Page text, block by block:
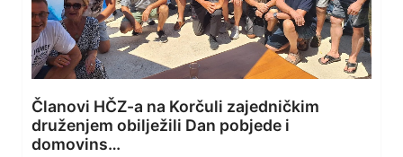
Članovi HČZ-a na Korčuli zajedničkim
druženjem obilježili Dan pobjede i
domovins…